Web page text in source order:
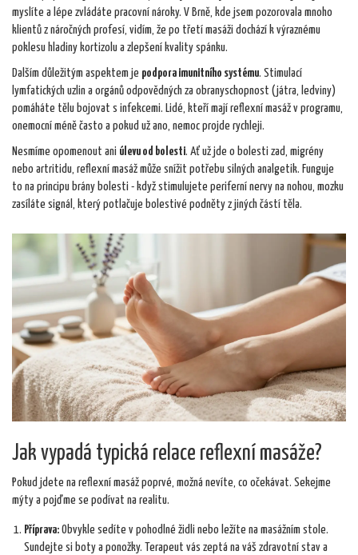
myslíte a lépe zvládáte pracovní nároky. V Brně, kde jsem pozorovala mnoho
klientů z náročných profesí, vidím, že po třetí masáži dochází k výraznému
poklesu hladiny kortizolu a zlepšení kvality spánku.
Dalším důležitým aspektem je podpora imunitního systému. Stimulací
lymfatických uzlin a orgánů odpovědných za obranyschopnost (játra, ledviny)
pomáháte tělu bojovat s infekcemi. Lidé, kteří mají reflexní masáž v programu,
onemocní méně často a pokud už ano, nemoc projde rychleji.
Nesmíme opomenout ani úlevu od bolesti. Ať už jde o bolesti zad, migrény
nebo artritidu, reflexní masáž může snížit potřebu silných analgetik. Funguje
to na principu brány bolesti - když stimulujete periferní nervy na nohou, mozku
zasíláte signál, který potlačuje bolestivé podněty z jiných částí těla.
Jak vypadá typická relace reflexní masáže?
Pokud jdete na reflexní masáž poprvé, možná nevíte, co očekávat. Sekejme
mýty a pojďme se podívat na realitu.
Příprava: Obvykle sedíte v pohodlné židli nebo ležíte na masážním stole.
Sundejte si boty a ponožky. Terapeut vás zeptá na váš zdravotní stav a